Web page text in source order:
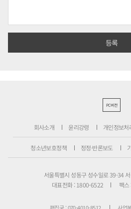
PC버전
회사소개 윤리강령 개인정보처
청소년보호정책 정정·반론보도
서울특별시 성동구 성수일로 39-34
대표전화 : 1800-6522
팩